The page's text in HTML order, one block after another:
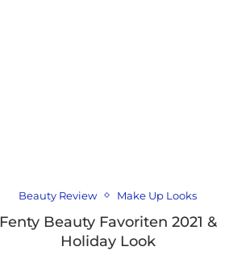
Beauty Review Make Up Looks
Fenty Beauty Favoriten 2021 &
Holiday Look